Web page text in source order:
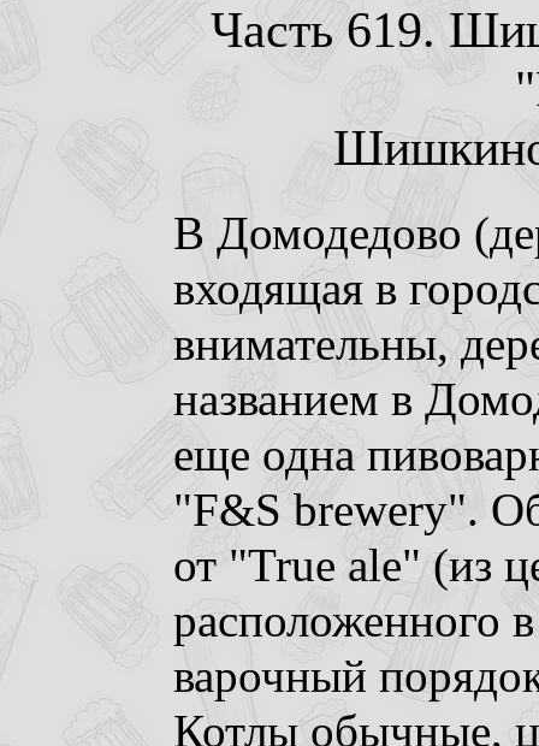
Часть 619.
В Домодедово
входящая в
внимательны,
названием в
еще одна
"F&S brewery".
от "True ale" (из
расположенного
варочный
Котлы обычные,